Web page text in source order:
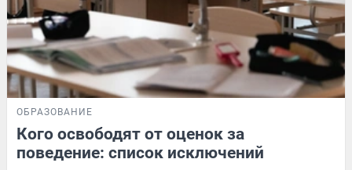
ОБРАЗОВАНИЕ
Кого освободят от оценок за
поведение: список исключений